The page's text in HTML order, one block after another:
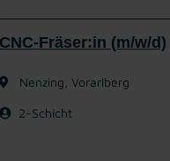
CNC-Fräser:in (m/w/d)
Nenzing, Vorarlberg
2-Schicht